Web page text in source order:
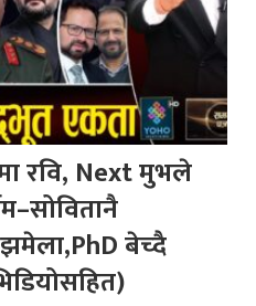
रवि, Next मुभले
बेच्दै